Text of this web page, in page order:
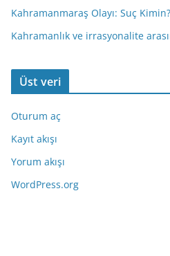
Kahramanmaraş Olayı: Suç Kimin?
Kahramanlık ve irrasyonalite
Üst veri
Oturum aç
Kayıt akışı
Yorum akışı
WordPress.org